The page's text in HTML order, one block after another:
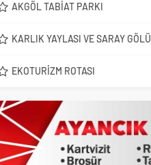
AKGÖL TABIAT PARKI
KARLIK YAYLASI VE SARAY GÖLÜ
EKOTURIZM ROTASI